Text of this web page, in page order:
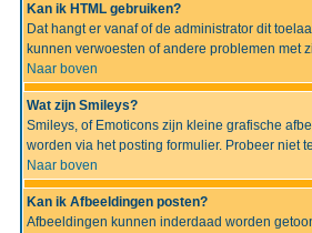
Kan ik HTML gebruiken?
Dat hangt er vanaf of de administrator dit
kunnen verwoesten of andere problemen met
Naar boven
Wat zijn Smileys?
Smileys, of Emoticons zijn kleine grafische
worden via het posting formulier. Probeer niet
Naar boven
Kan ik Afbeeldingen posten?
Afbeeldingen kunnen inderdaad worden